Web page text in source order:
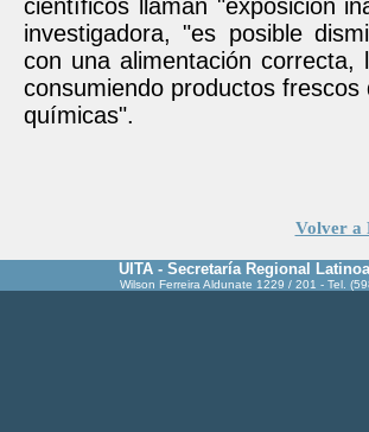
científicos llaman "exposición
investigadora, "es posible
con una alimentación
consumiendo productos
químicas".
Volver a
UITA - Secretaría Regional
Wilson Ferreira Aldunate 1229 / 201 - Tel.